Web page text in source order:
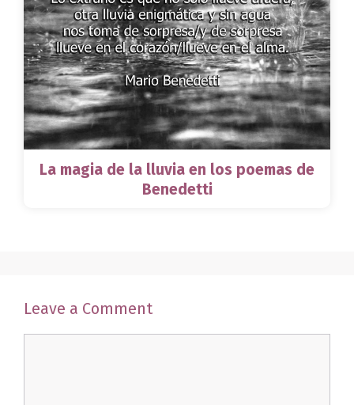
La magia de la lluvia en los poemas de
Benedetti
Leave a Comment